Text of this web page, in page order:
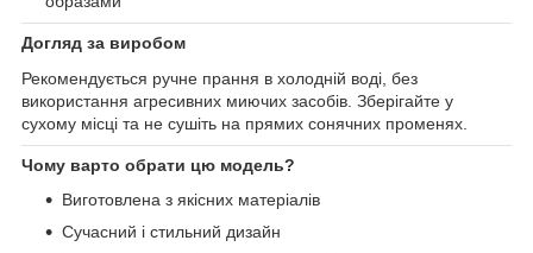
Догляд за виробом
Рекомендується ручне прання в холодній воді, без
використання агресивних миючих засобів. Зберігайте у
сухому місці та не сушіть на прямих сонячних променях.
Чому варто обрати цю модель?
Виготовлена з якісних матеріалів
Сучасний і стильний дизайн